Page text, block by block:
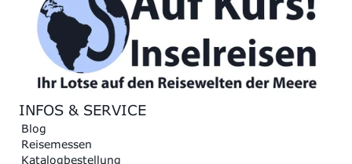
INFOS & SERVICE
Blog
Reisemessen
Katalogbestellung